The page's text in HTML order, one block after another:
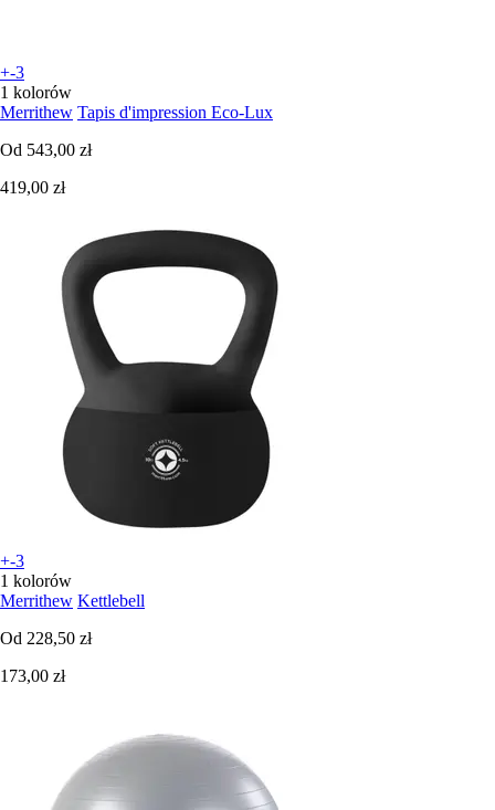
+-3
1 kolorów
Merrithew Tapis d'impression Eco-Lux
Od 543,00 zł
419,00 zł
+-3
1 kolorów
Merrithew Kettlebell
Od 228,50 zł
173,00 zł